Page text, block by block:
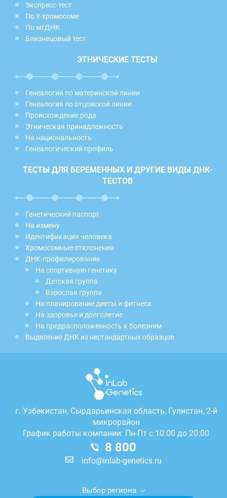
Экспресс-тест
По Y-хромосоме
По мтДНК
Близнецовый тест
ЭТНИЧЕСКИЕ ТЕСТЫ
Генеалогия по материнской линии
Генеалогия по отцовской линии
Происхождение рода
Этническая принадлежность
На национальность
Генеалогический профиль
ТЕСТЫ ДЛЯ БЕРЕМЕННЫХ И ДРУГИЕ ВИДЫ ДНК-
ТЕСТОВ
Генетический паспорт
На измену
Идентификация человека
Хромосомные отклонения
ДНК-профилирование
На спортивную генетику
Детская группа
Взрослая группа
На планирование диеты и фитнеса
На здоровье и долголетие
На предрасположенность к болезням
Выделение ДНК из нестандартных образцов
г. Узбекистан, Сырдарьинская область, Гулистан, 2-й
микрорайон
График работы компании: Пн-Пт с 10:00 до 20:00
8 800
info@inlab-genetics.ru
Выбор региона